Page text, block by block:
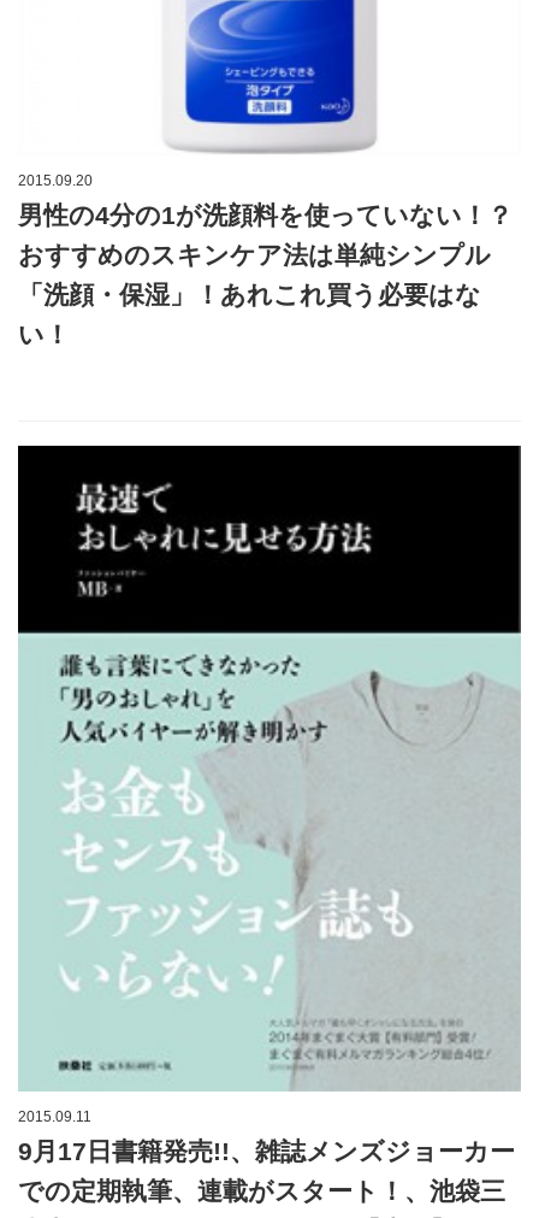
2015.09.20
男性の4分の1が洗顔料を使っていない！？
おすすめのスキンケア法は単純シンプル
「洗顔・保湿」！あれこれ買う必要はな
い！
2015.09.11
9月17日書籍発売!!、雑誌メンズジョーカー
での定期執筆、連載がスタート！、池袋三